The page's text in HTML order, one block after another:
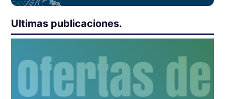
Ultimas publicaciones.